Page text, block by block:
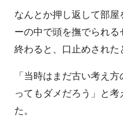
なんとか押し返して部
ーの中で頭を撫でられ
終わると、口止めされた
「当時はまだ古い考え
ってもダメだろう」と
た。